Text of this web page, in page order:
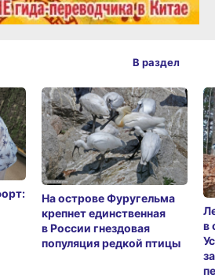
На острове Фуругельма
крепнет единственная
в России гнездовая
популяция редкой птицы
в
В раздел